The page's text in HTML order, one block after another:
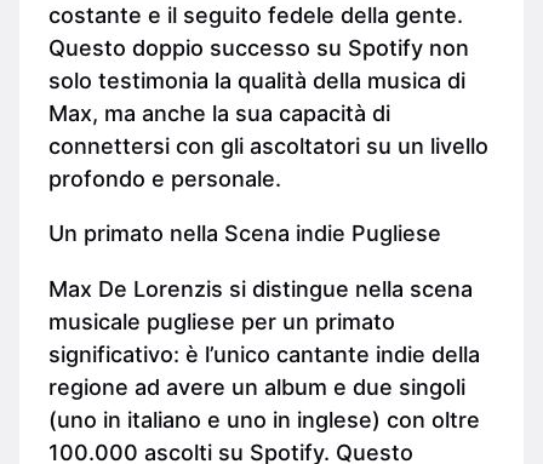
costante e il seguito fedele della gente.
Questo doppio successo su Spotify non
solo testimonia la qualità della musica di
Max, ma anche la sua capacità di
connettersi con gli ascoltatori su un livello
profondo e personale.
Un primato nella Scena indie Pugliese
Max De Lorenzis si distingue nella scena
musicale pugliese per un primato
significativo: è l’unico cantante indie della
regione ad avere un album e due singoli
(uno in italiano e uno in inglese) con oltre
100.000 ascolti su Spotify. Questo